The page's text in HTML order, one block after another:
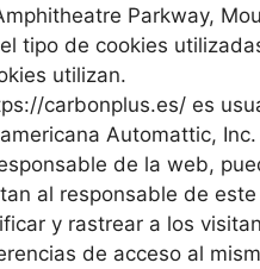
Parkway,
tipo de cookies
utilizan.
carbonplus.es/ es
Automattic,
de la web,
al responsable de
y rastrear a los
de acceso al